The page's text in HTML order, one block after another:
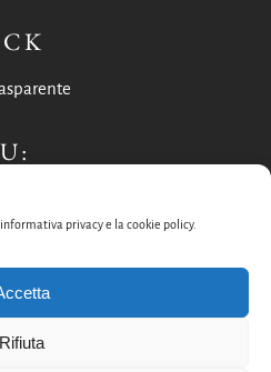
privacy e la cookie policy.
Rifiuta